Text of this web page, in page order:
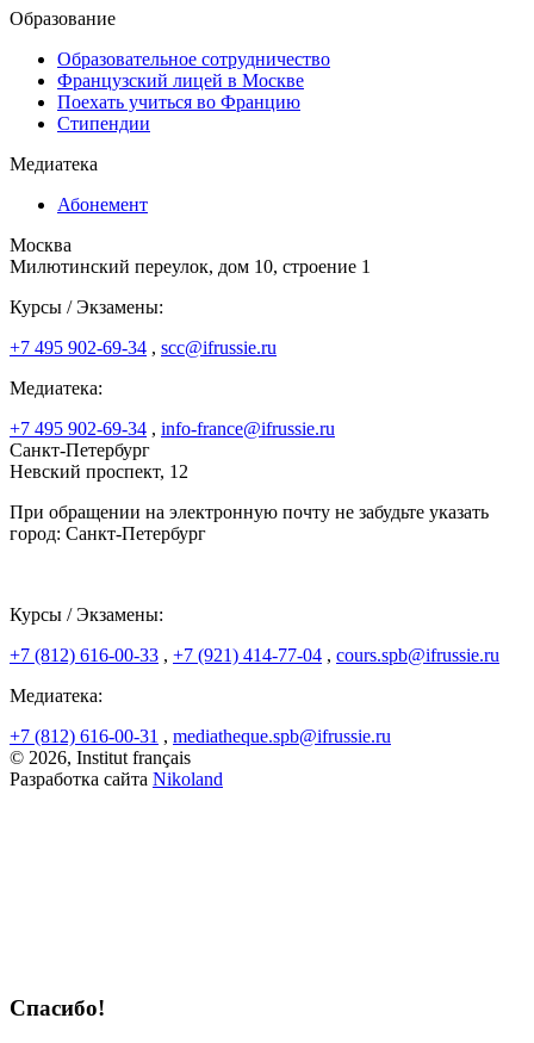
Образование
Образовательное сотрудничество
Французский лицей в Москве
Поехать учиться во Францию
Стипендии
Медиатека
Абонемент
Москва
Милютинский переулок, дом 10, строение 1
Курсы / Экзамены:
+7 495 902-69-34 , scc@ifrussie.ru
Медиатека:
+7 495 902-69-34 , info-france@ifrussie.ru
Санкт-Петербург
Невский проспект, 12
При обращении на электронную почту не забудьте указать
город: Санкт-Петербург
Курсы / Экзамены:
+7 (812) 616-00-33 , +7 (921) 414-77-04 , cours.spb@ifrussie.ru
Медиатека:
+7 (812) 616-00-31 , mediatheque.spb@ifrussie.ru
© 2026, Institut français
Разработка сайта Nikoland
Спасибо!